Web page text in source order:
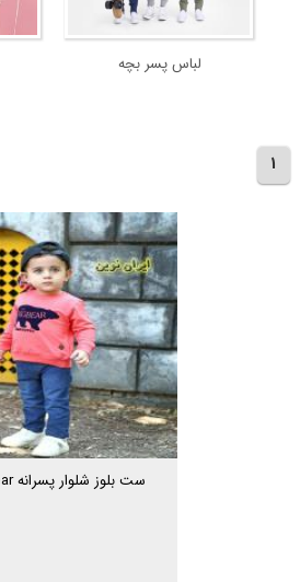
لباس پسر بچه
1
ست بلوز شلوار پسرانه BigBear